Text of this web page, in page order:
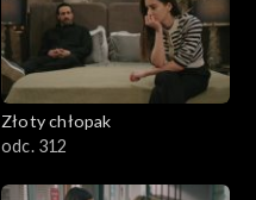
Złoty chłopak
odc. 312